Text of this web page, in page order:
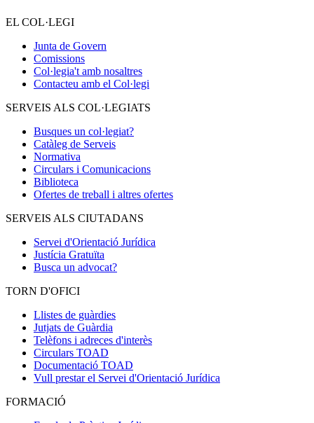
EL COL·LEGI
Junta de Govern
Comissions
Col·legia't amb nosaltres
Contacteu amb el Col·legi
SERVEIS ALS COL·LEGIATS
Busques un col·legiat?
Catàleg de Serveis
Normativa
Circulars i Comunicacions
Biblioteca
Ofertes de treball i altres ofertes
SERVEIS ALS CIUTADANS
Servei d'Orientació Jurídica
Justícia Gratuïta
Busca un advocat?
TORN D'OFICI
Llistes de guàrdies
Jutjats de Guàrdia
Telèfons i adreces d'interès
Circulars TOAD
Documentació TOAD
Vull prestar el Servei d'Orientació Jurídica
FORMACIÓ